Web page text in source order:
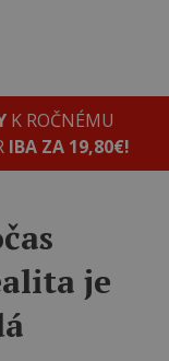
K ROČNÉMU
IBA ZA 19,80€!
je